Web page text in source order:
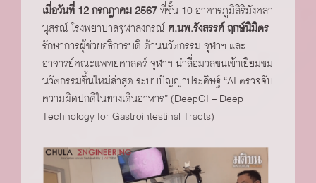
เมื่อวันที่ 12 กรกฎาคม 2567ที่ชั้น 10 อาคารภูมิสิริมังคลา
นุสรณ์ โรงพยาบาลจุฬาลงกรณ์ศ.นพ.รังสรรค์ ฤกษ์นิมิตร
รักษาการผู้ช่วยอธิการบดี ด้านนวัตกรรม จุฬาฯ และ
อาจารย์คณะแพทยศาสตร์ จุฬาฯ นำสื่อมวลชนเข้าเยี่ยมชม
นวัตกรรมชิ้นใหม่ล่าสุด ระบบปัญญาประดิษฐ์ “AI ตรวจจับ
ความผิดปกติในทางเดินอาหาร” (DeepGI – Deep
Technology for Gastrointestinal Tracts)